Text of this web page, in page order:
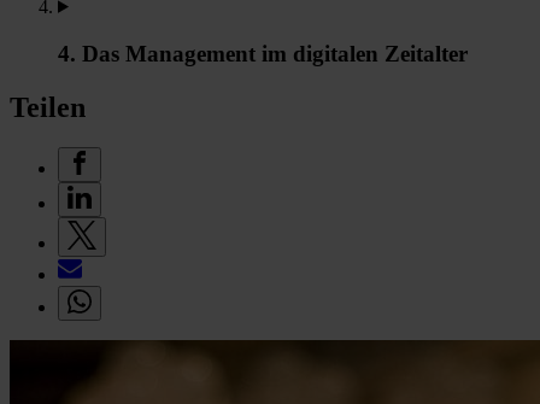
4. Das Management im digitalen Zeitalter
Teilen